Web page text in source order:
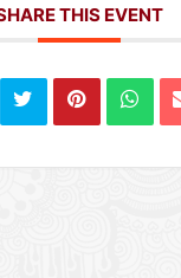
THIS EVENT